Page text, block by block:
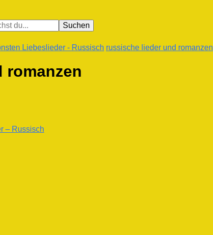
Liebeslieder - Russisch russische lieder und romanzen
romanzen
– Russisch